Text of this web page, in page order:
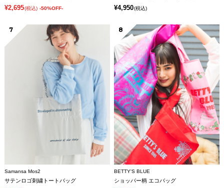
¥2,695(税込) -50%OFF- ¥4,950(税込)
7
Samansa Mos2
サテンロゴ刺繍トートバッグ
8
BETTY'S BLUE
ショッパー柄 エコバッグ